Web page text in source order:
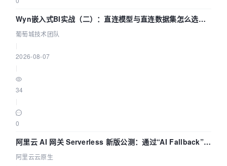
Wyn嵌入式BI实战（二）：直连模型与直连数据集怎么选，
参数为什么不生效？| 葡萄城技术团队
葡萄城技术团队
2026-08-07
34
0
阿里云 AI 网关 Serverless 新版公测：通过“AI Fallback”与
拓扑可视化构建 AI 流量治理底座
阿里云云原生